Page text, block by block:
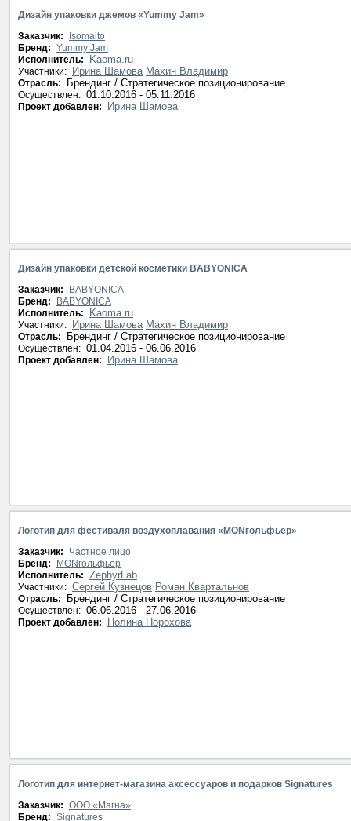
Дизайн упаковки джемов «Yummy Jam»
Заказчик:
Isomalto
Бренд: Yummy Jam
Исполнитель:
Kaoma.ru
Участники: Ирина Шамова Махин Владимир
Отрасль: Брендинг / Стратегическое позиционирование
Осуществлен: 01.10.2016 - 05.11.2016
Проект добавлен: Ирина Шамова
Дизайн упаковки детской косметики BABYONICA
Заказчик:
BABYONICA
Бренд:
BABYONICA
Исполнитель:
Kaoma.ru
Участники: Ирина Шамова Махин Владимир
Отрасль: Брендинг / Стратегическое позиционирование
Осуществлен: 01.04.2016 - 06.06.2016
Проект добавлен: Ирина Шамова
Логотип для фестиваля воздухоплавания «MONгольфьер»
Заказчик:
Частное лицо
Бренд:
MONгольфьер
Исполнитель: ZephyrLab
Участники: Сергей Кузнецов Роман Квартальнов
Отрасль: Брендинг / Стратегическое позиционирование
Осуществлен: 06.06.2016 - 27.06.2016
Проект добавлен: Полина Порохова
Логотип для интернет-магазина аксессуаров и подарков Signatures
Заказчик: ООО «Магна»
Бренд: Signatures